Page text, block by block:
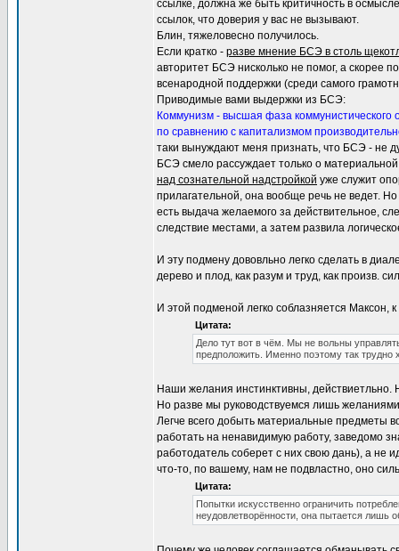
ссылке, должна же быть критичность в
ссылок, что доверия у вас не вызывают.
Блин, тяжеловесно получилось.
Если кратко - разве мнение БСЭ в столь
авторитет БСЭ нисколько не помог, а скорее
всенародной поддержки (среди самого
Приводимые вами выдержки из БСЭ:
Коммунизм - высшая фаза
по сравнению с капитализмом
таки вынуждают меня признать, что БСЭ - не
БСЭ смело рассуждает только о
над сознательной надстройкой уже служит
прилагательной, она вообще речь не ведет.
есть выдача желаемого за действительное,
следствие местами, а затем развила
И эту подмену дововльно легко сделать в
дерево и плод, как разум и труд, как произв.
И этой подменой легко соблазняется Максон,
Цитата:
Дело тут вот в чём. Мы не вольны
предположить. Именно поэтому так
Наши желания инстинктивны, действиетльно.
Но разве мы руководствуемся лишь
Легче всего добыть материальные предметы
работать на ненавидимую работу, заведомо
работодатель соберет с них свою дань), а не
что-то, по вашему, нам не подвластно, оно
Цитата:
Попытки искусственно ограничить
неудовлетворённости, она пытается лишь